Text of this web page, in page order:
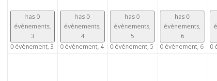
has 0
évènements,
3
0 évènement, 3
has 0
évènements,
4
0 évènement, 4
has 0
évènements,
5
0 évènement, 5
has 0
évènements,
6
0 évènement, 6 0